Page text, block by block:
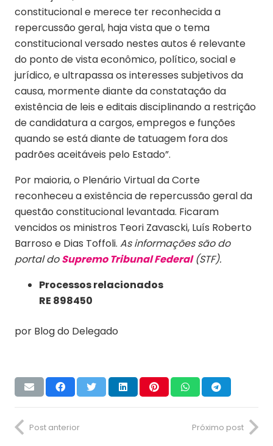
constitucional e merece ter reconhecida a
repercussão geral, haja vista que o tema
constitucional versado nestes autos é relevante
do ponto de vista econômico, político, social e
jurídico, e ultrapassa os interesses subjetivos da
causa, mormente diante da constatação da
existência de leis e editais disciplinando a restrição
de candidatura a cargos, empregos e funções
quando se está diante de tatuagem fora dos
padrões aceitáveis pelo Estado”.
Por maioria, o Plenário Virtual da Corte
reconheceu a existência de repercussão geral da
questão constitucional levantada. Ficaram
vencidos os ministros Teori Zavascki, Luís Roberto
Barroso e Dias Toffoli. As informações são do
portal doSupremo Tribunal Federal(STF).
Processos relacionados
RE 898450
por Blog do Delegado
Post anterior Próximo post